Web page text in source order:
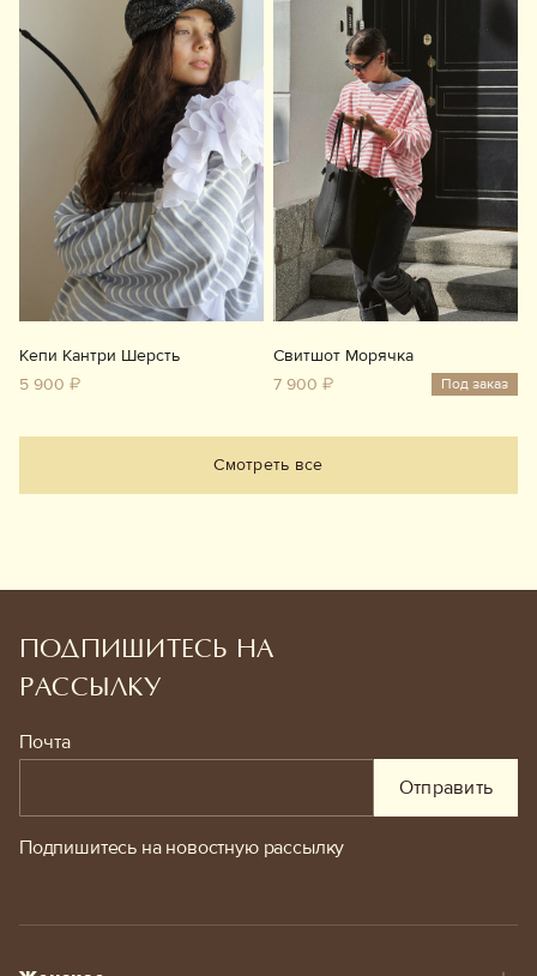
Кепи Кантри Шерсть
5 900 ₽
Свитшот Морячка
7 900 ₽
Под заказ
Смотреть все
ПОДПИШИТЕСЬ НА
РАССЫЛКУ
Почта
Отправить
Подпишитесь на новостную рассылку